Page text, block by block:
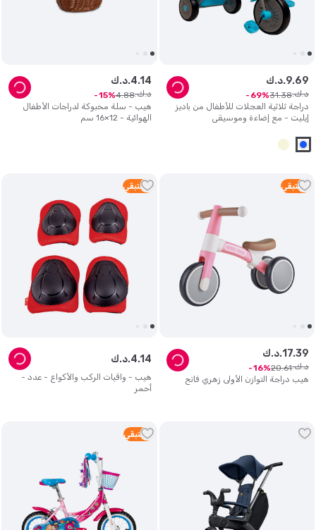
دراجة ثلاثية العجلات للأطفال من باديز
إيليت - مع إضاءة وموسيقى
د.ك.9.69
د.ك. 31.38
69
هيب - سلة محبوكة لدراجات الأطفال
الهوائية - 12×16 سم
د.ك.4.14
د.ك. 4.88
15
3 متبقي
هيب دراجة التوازن الأولى زهري فاتح
د.ك.17.39
د.ك. 20.61
16
4 متبقي
هيب - واقيات الركب والأكواع - عدد -
أحمر
د.ك.4.14
3 متبقي